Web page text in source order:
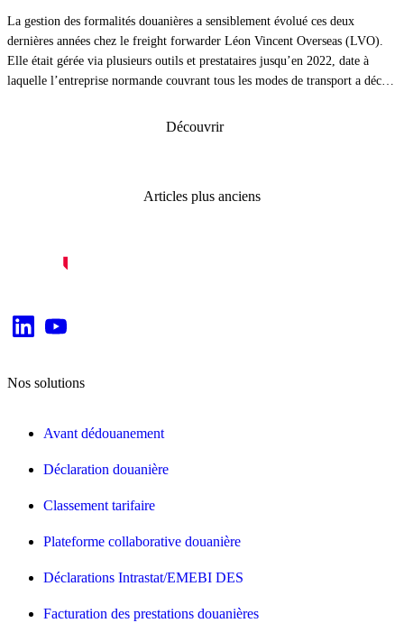
La gestion des formalités douanières a sensiblement évolué ces deux
dernières années chez le freight forwarder Léon Vincent Overseas (LVO).
Elle était gérée via plusieurs outils et prestataires jusqu’en 2022, date à
laquelle l’entreprise normande couvrant tous les modes de transport a décidé
solutions de l’éditeur spécialisé Conex.
Découvrir
Articles plus anciens
Nos solutions
Avant dédouanement
Déclaration douanière
Classement tarifaire
Plateforme collaborative douanière
Déclarations Intrastat/EMEBI DES
Facturation des prestations douanières